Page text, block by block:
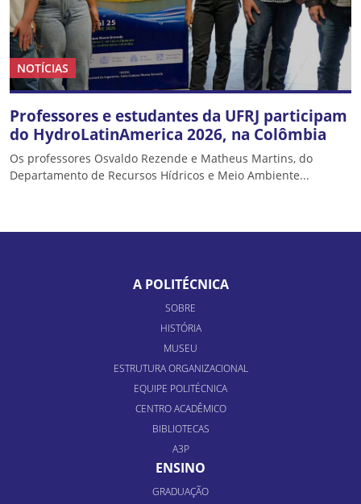
NOTÍCIAS
Professores e estudantes da UFRJ participam
do HydroLatinAmerica 2026, na Colômbia
Os professores Osvaldo Rezende e Matheus Martins, do
Departamento de Recursos Hídricos e Meio Ambiente...
A POLITÉCNICA
SOBRE
HISTÓRIA
MUSEU
ESTRUTURA ORGANIZACIONAL
EQUIPE POLITÉCNICA
CENTRO ACADÊMICO
BIBLIOTECAS
A3P
ENSINO
GRADUAÇÃO